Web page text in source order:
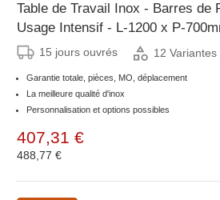
Table de Travail Inox - Barres de
Usage Intensif - L-1200 x P-
15 jours ouvrés 12 Variantes
Garantie totale, pièces, MO, déplacement
La meilleure qualité d'inox
Personnalisation et options possibles
407,31 €
488,77 €